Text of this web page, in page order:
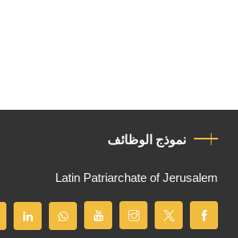
نموذج الوظائف
Latin Patriarchate of Jerusalem